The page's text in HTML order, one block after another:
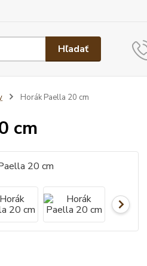
Hľadať
Horák Paella 20 cm
cm